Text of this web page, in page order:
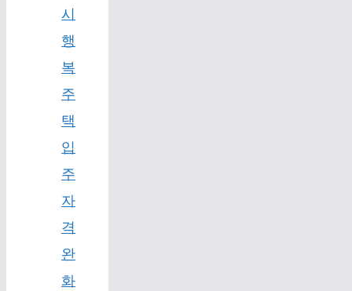
시
행
복
주
택
입
주
자
격
완
화